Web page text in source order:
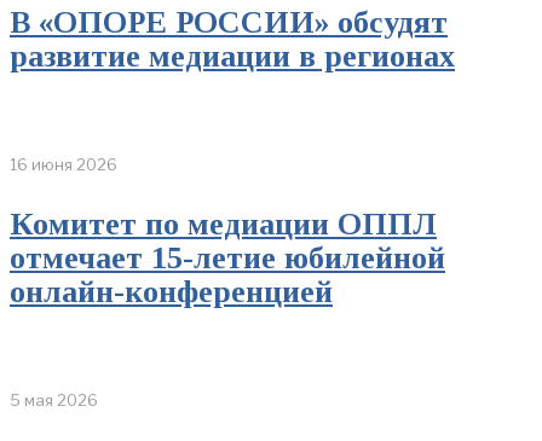
В «ОПОРЕ РОССИИ» обсудят
развитие медиации в регионах
16 июня 2026
Комитет по медиации ОППЛ
отмечает 15-летие юбилейной
онлайн-конференцией
5 мая 2026